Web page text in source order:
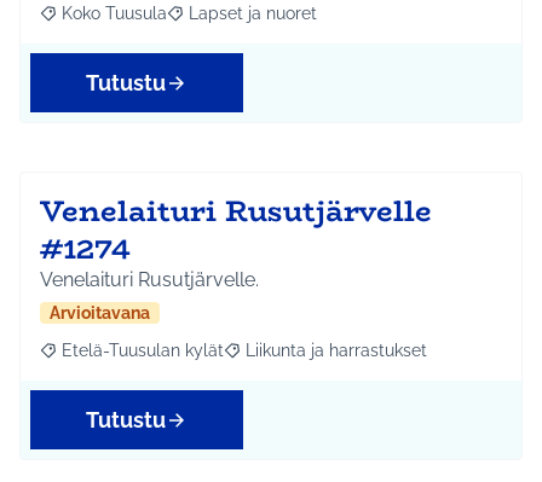
Rajaa tulokset aihepiirin mukaan: Koko Tuusula
Koko Tuusula Rajaa tulokset teeman mukaan: Lapset ja
Lapset ja nuoret
Tutustu
Venelaituri Rusutjärvelle
#1274
Venelaituri Rusutjärvelle.
Arvioitavana
Rajaa tulokset aihepiirin mukaan: Etelä-Tuusulan kylät
Etelä-Tuusulan kylät Rajaa tulokset teeman mukaan:
Liikunta ja harrastukset
Tutustu